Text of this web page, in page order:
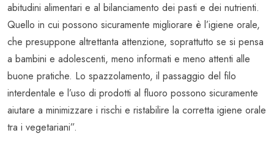
abitudini alimentari e al bilanciamento dei pasti e dei nutrienti.
Quello in cui possono sicuramente migliorare è l’igiene orale,
che presuppone altrettanta attenzione, soprattutto se si pensa
a bambini e adolescenti, meno informati e meno attenti alle
buone pratiche. Lo spazzolamento, il passaggio del filo
interdentale e l’uso di prodotti al fluoro possono sicuramente
aiutare a minimizzare i rischi e ristabilire la corretta igiene orale
tra i vegetariani”.